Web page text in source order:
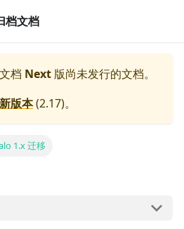
档文档
档 Next 版尚未发行的文档。
版本(2.17)。
1.x 迁移